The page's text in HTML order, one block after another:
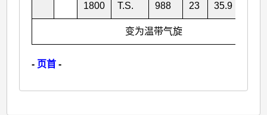
1800 T.S. 988 23 35.9
变为温带气旋
- 页首 -